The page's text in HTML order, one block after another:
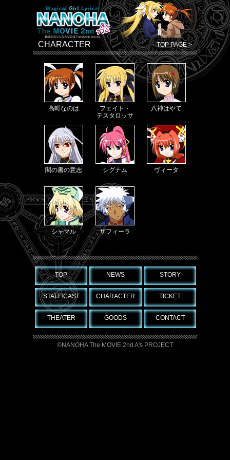
CHARACTER TOP PAGE >
高町なのは
フェイト・
テスタロッサ
八神はやて
闇の書の意志 シグナム ヴィータ
シャマル ザフィーラ
TOP NEWS STORY
STAFF/CAST CHARACTER TICKET
THEATER GOODS CONTACT
©NANOHA The MOVIE 2nd A's PROJECT